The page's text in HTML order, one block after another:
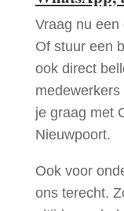
Vraag nu
Of stuur een
ook direct
je graag met
Nieuwpoort.
Ook voor
ons terecht.